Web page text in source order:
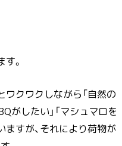
。
ワクワクしながら「自然の
がしたい」「マシュマロを
ますが、それにより荷物が